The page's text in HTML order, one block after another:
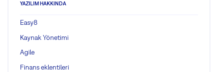
YAZILIM HAKKINDA
Easy8
Kaynak Yönetimi
Agile
Finans eklentileri